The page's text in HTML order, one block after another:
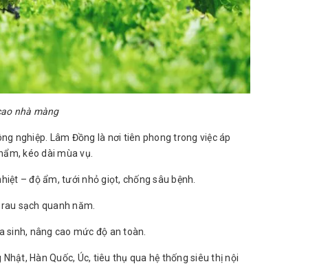
nhà màng
nghiệp. Lâm Đồng là nơi tiên phong trong việc áp
kéo dài mùa vụ.
– độ ẩm, tưới nhỏ giọt, chống sâu bệnh.
sạch quanh năm.
sinh, nâng cao mức độ an toàn.
Hàn Quốc, Úc, tiêu thụ qua hệ thống siêu thị nội